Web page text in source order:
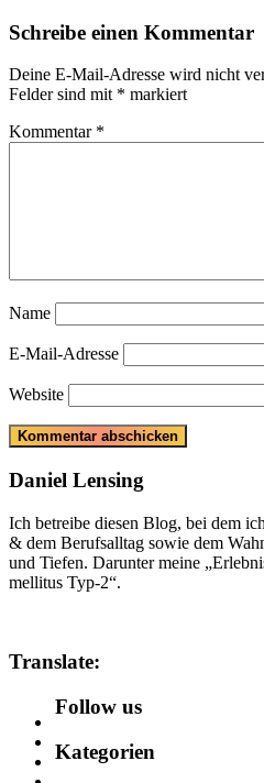
Schreibe einen Kommentar
Deine E-Mail-Adresse wird nicht
Felder sind mit * markiert
Kommentar *
Name
E-Mail-Adresse
Website
Daniel Lensing
Ich betreibe diesen Blog, bei dem
& dem Berufsalltag sowie dem
und Tiefen. Darunter meine
mellitus Typ-2“.
Translate:
Follow us
Kategorien